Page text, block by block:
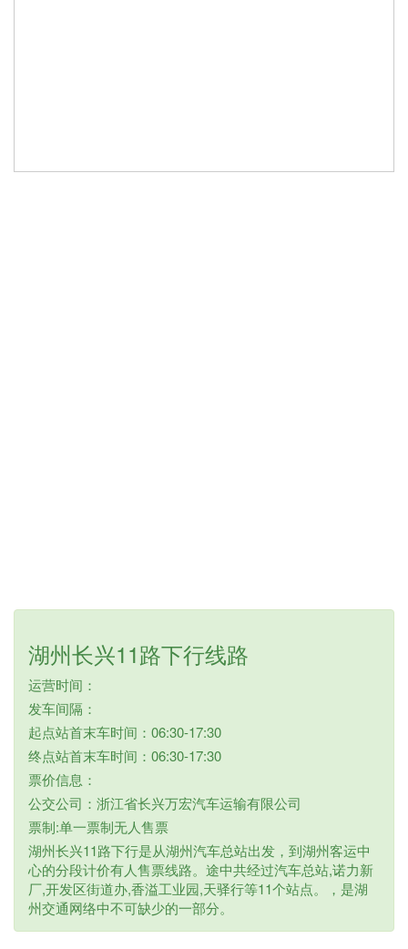
湖州长兴11路下行线路
运营时间：
发车间隔：
起点站首末车时间：06:30-17:30
终点站首末车时间：06:30-17:30
票价信息：
公交公司：浙江省长兴万宏汽车运输有限公司
票制:单一票制无人售票
湖州长兴11路下行是从湖州汽车总站出发，到湖州客运中
心的分段计价有人售票线路。途中共经过汽车总站,诺力新
厂,开发区街道办,香溢工业园,天驿行等11个站点。，是湖
州交通网络中不可缺少的一部分。